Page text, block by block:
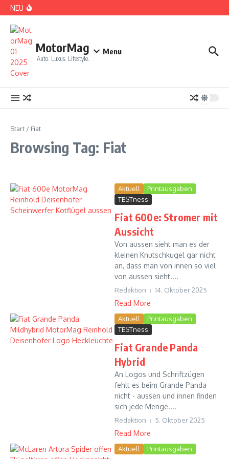
Zum Inhalt springen
NEU
CDE 2026: High Class Event in München
MotorMag
Auto. Luxus. Lifestyle.
Menu
Start / Fiat
Browsing Tag: Fiat
Aktuell
Printausgaben
TESTness
Fiat 600e: Stromer mit
Aussicht
Von aussen sieht man es der
kleinen Knutschkugel gar nicht
an, dass man von innen so viel
von aussen sieht....
Redaktion 14. Oktober 2025
Read More
Aktuell
Printausgaben
TESTness
Fiat Grande Panda
Hybrid
An Logos und Schriftzügen
fehlt es beim Grande Panda
nicht - aussen und innen finden
sich jede Menge....
Redaktion 5. Oktober 2025
Read More
Aktuell Printausgaben